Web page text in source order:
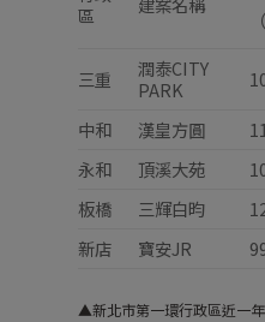
區
三重
潤泰CITY
PARK
中和
漢皇方圓
永和
頂溪大苑
板橋
三輝白昀
新店
寶安JR
▲新北市第一環行政區近一